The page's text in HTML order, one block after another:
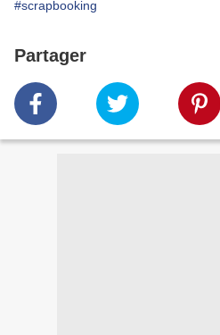
#scrapbooking
Partager